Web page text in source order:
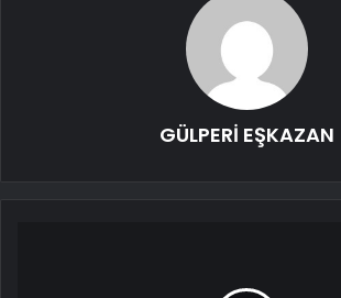
GÜLPERİ EŞKAZAN